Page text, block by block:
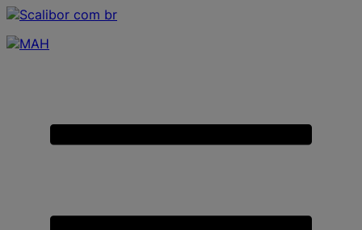
Placeholder
Anchor
Skip
Content
Skip
Footer